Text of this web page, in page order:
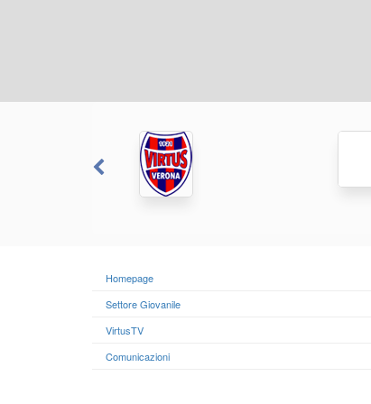
Homepage
Settore Giovanile
VirtusTV
Comunicazioni